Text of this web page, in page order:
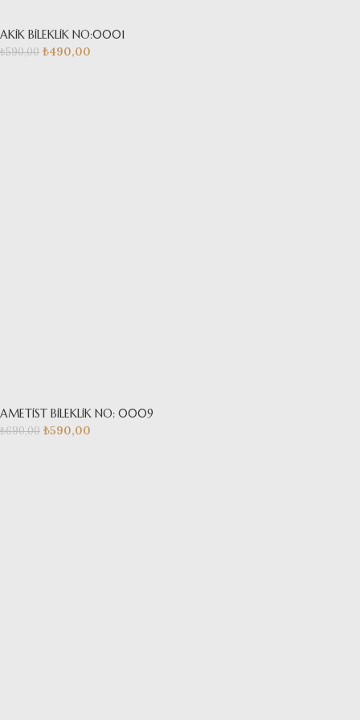
AKİK BİLEKLİK NO:0001
₺590,00 ₺490,00
AMETİST BİLEKLİK NO: 0009
₺690,00 ₺590,00